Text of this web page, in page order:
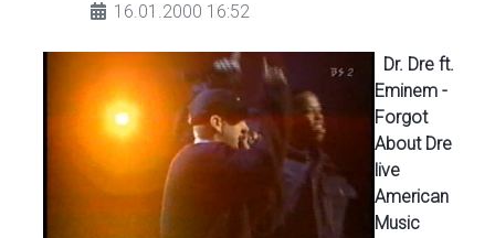
16.01.2000 16:52
Dr. Dre ft.
Eminem -
Forgot
About Dre
live
American
Music